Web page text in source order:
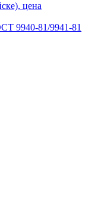
9940-81/9941-81